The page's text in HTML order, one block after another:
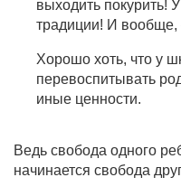
выходить покурить!
традиции! И вообще,
Хорошо хоть, что у
перевоспитывать
иные ценности.
Ведь свобода одного
начинается свобода